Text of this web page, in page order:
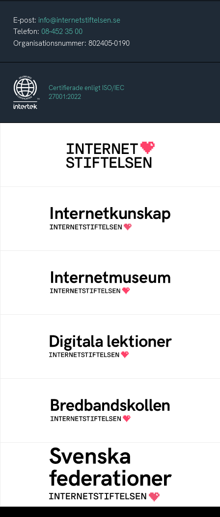
E-post: info@internetstiftelsen.se
Telefon: 08-452 35 00
Organisationsnummer: 802405-0190
Certifierade enligt ISO/IEC
27001:2022
Internetstiftelsen verkar för ett internet som
bidrar positivt till människan och samhället
Samlad kunskap som hjälper dig att bli en
säker och medveten internetanvändare
Ett digitalt museum som byggts, och kureras
av Internetstiftelsen
Öppen digital lärresurs med färdiga lektioner
för alla stadier i grundskolan
Bredbandskollen är ett oberoende
konsumentverktyg som drivs av
Internetstiftelsen
Svenska federationer
Grunden för medlemskap i en sektors- eller
kontextspecifik federation